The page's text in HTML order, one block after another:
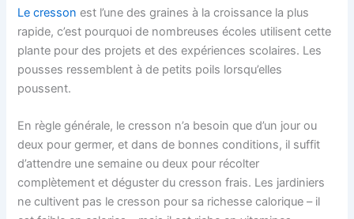
Le cresson est l’une des graines à la croissance la plus
rapide, c’est pourquoi de nombreuses écoles utilisent cette
plante pour des projets et des expériences scolaires. Les
pousses ressemblent à de petits poils lorsqu’elles
poussent.
En règle générale, le cresson n’a besoin que d’un jour ou
deux pour germer, et dans de bonnes conditions, il suffit
d’attendre une semaine ou deux pour récolter
complètement et déguster du cresson frais. Les jardiniers
ne cultivent pas le cresson pour sa richesse calorique – il